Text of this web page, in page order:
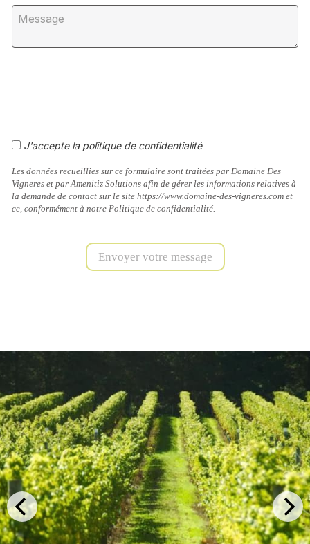
J'accepte la politique de confidentialité
Les données recueillies sur ce formulaire sont traitées par Domaine Des
Vigneres et par Amenitiz Solutions afin de gérer les informations relatives à
la demande de contact sur le site https://www.domaine-des-vigneres.com et
ce, conformément à notre Politique de confidentialité.